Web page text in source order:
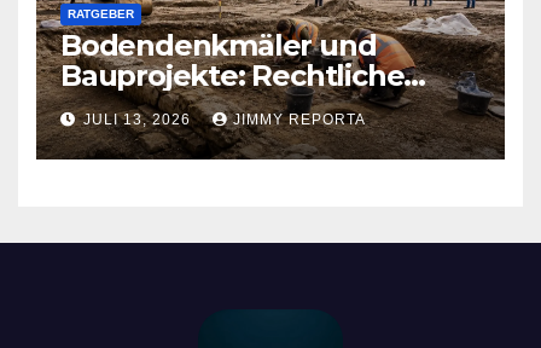
RATGEBER
Bodendenkmäler und
Bauprojekte: Rechtliche
Pflichten und praktischer
Ablauf
JULI 13, 2026 JIMMY REPORTA